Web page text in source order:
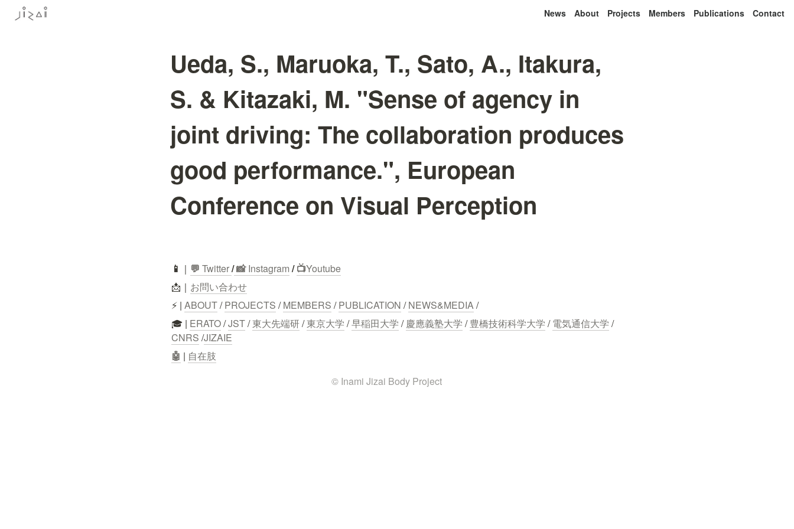
News About Projects Members Publications Contact
Ueda, S., Maruoka, T., Sato, A., Itakura,
S. & Kitazaki, M. "Sense of agency in
joint driving: The collaboration produces
good performance.", European
Conference on Visual Perception
📱 ｜ 💬 Twitter/ 📸 Instagram / 📺Youtube
📩｜ お問い合わせ
⚡ | ABOUT / PROJECTS / MEMBERS / PUBLICATION / NEWS&MEDIA /
🎓 | ERATO / JST / 東大先端研 / 東京大学 / 早稲田大学 / 慶應義塾大学 / 豊橋技術科学大学 / 電気通信大学 /
CNRS /JIZAIE
🤖 | 自在肢
© Inami Jizai Body Project